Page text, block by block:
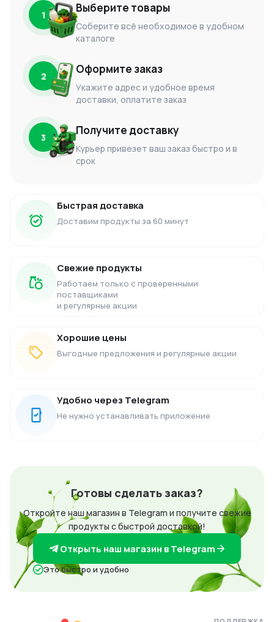
1 Выберите товары
Соберите всё необходимое в удобном
каталоге
2 Оформите заказ
Укажите адрес и удобное время
доставки, оплатите заказ
3 Получите доставку
Курьер привезет ваш заказ быстро и в
срок
Быстрая доставка
Доставим продукты за 60 минут
Свежие продукты
Работаем только с проверенными
поставщиками
и регулярные акции
Хорошие цены
Выгодные предложения и регулярные акции
Удобно через Telegram
Не нужно устанавливать приложение
Готовы сделать заказ?
Откройте наш магазин в Telegram и получите свежие
продукты с быстрой доставкой!
Открыть наш магазин в Telegram
Это быстро и удобно